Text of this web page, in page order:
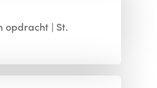
opdracht St.